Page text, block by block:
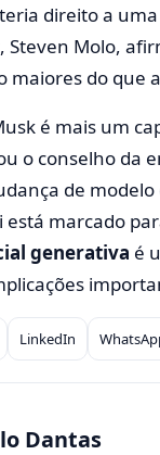
direito a
Steven Molo,
maiores do que
é mais um
o conselho da
de
marcado
generativa é
LinkedIn
Dantas